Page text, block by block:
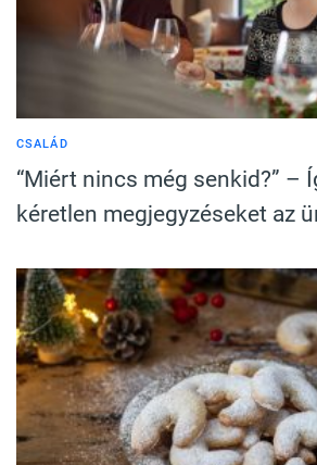
CSALÁD
“Miért nincs még senkid?” –
kéretlen megjegyzéseket az